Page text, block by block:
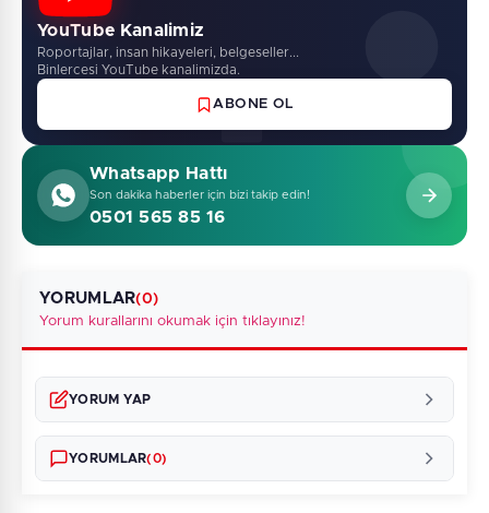
YouTube Kanalimiz
Roportajlar, insan hikayeleri, belgeseller...
Binlercesi YouTube kanalimizda.
ABONE OL
Whatsapp Hattı
Son dakika haberler için bizi takip edin!
0501 565 85 16
YORUMLAR(0)
Yorum kurallarını okumak için tıklayınız!
YORUM YAP
YORUMLAR(0)